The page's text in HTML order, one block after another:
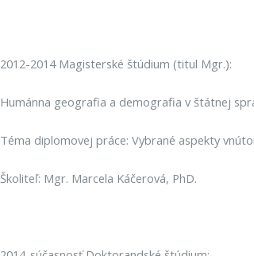
2012-2014 Magisterské štúdium (titul Mgr.):
Humánna geografia a demografia v štátnej
Téma diplomovej práce: Vybrané aspekty
Školiteľ: Mgr. Marcela Káčerová, PhD.